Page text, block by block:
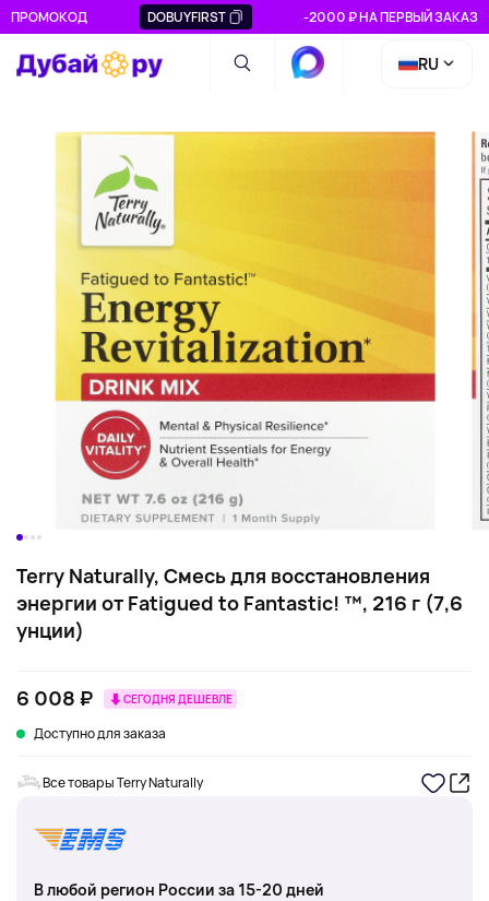
ПРОМОКОД DOBUYFIRST -2000 ₽ НА ПЕРВЫЙ ЗАКАЗ
RU
Terry Naturally, Смесь для восстановления
энергии от Fatigued to Fantastic! ™, 216 г (7,6
унции)
6 008 ₽ СЕГОДНЯ ДЕШЕВЛЕ
Доступно для заказа
Все товары Terry Naturally
В любой регион России за 15-20 дней